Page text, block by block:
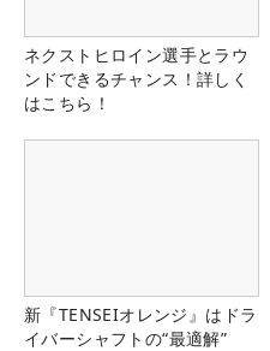
ネクストヒロイン選手とラウ
ンドできるチャンス！詳しく
はこちら！
新『TENSEIオレンジ』はドラ
イバーシャフトの“最適解”